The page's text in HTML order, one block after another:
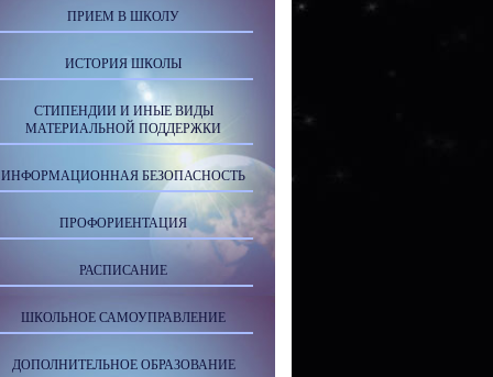
ПРИЕМ В ШКОЛУ
ИСТОРИЯ ШКОЛЫ
СТИПЕНДИИ И ИНЫЕ ВИДЫ
МАТЕРИАЛЬНОЙ ПОДДЕРЖКИ
ИНФОРМАЦИОННАЯ БЕЗОПАСНОСТЬ
ПРОФОРИЕНТАЦИЯ
РАСПИСАНИЕ
ШКОЛЬНОЕ САМОУПРАВЛЕНИЕ
ДОПОЛНИТЕЛЬНОЕ ОБРАЗОВАНИЕ